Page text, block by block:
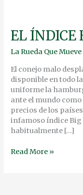
EL ÍNDICE
La Rueda Que
El conejo malo
disponible en todo
uniforme la
ante el mundo
precios de los
infamoso índice Big
habitualmente […]
EL
ÍNDICE
BAD
BEIBE
Read More »